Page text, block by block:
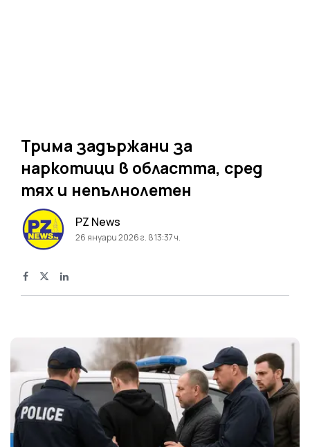
Трима задържани за
наркотици в областта, сред
тях и непълнолетен
PZ News
26 януари 2026 г. в 13:37 ч.